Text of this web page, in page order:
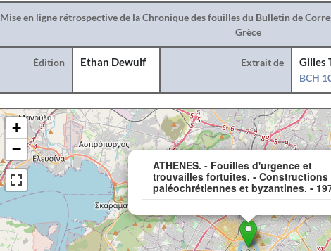
Mise en ligne rétrospective de la Chronique des fouilles du Bulletin de
Grèce
Édition Ethan Dewulf Extrait de
Gilles
BCH
ATHENES. - Fouilles d'urgence et
trouvailles fortuites. - Constructions
paléochrétiennes et byzantines. -
+
−